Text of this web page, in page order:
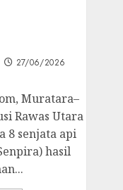
27/06/2026
Muratara–
Rawas Utara
8 senjata api
hasil